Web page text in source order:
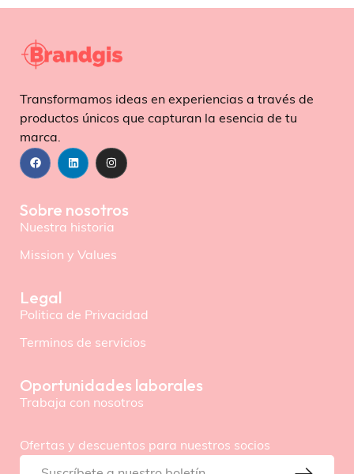
Transformamos ideas en experiencias a través de
productos únicos que capturan la esencia de tu
marca.
Sobre nosotros
Nuestra historia
Mission y Values
Legal
Politica de Privacidad
Terminos de servicios
Oportunidades laborales
Trabaja con nosotros
Ofertas y descuentos para nuestros socios